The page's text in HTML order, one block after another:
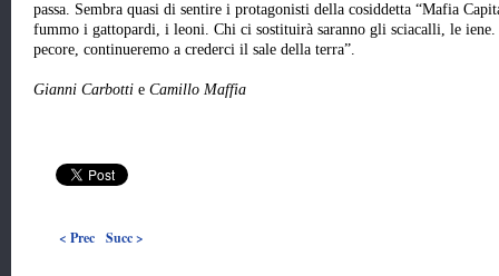
passa. Sembra quasi di sentire i protagonisti della cosiddetta “Mafia
fummo i gattopardi, i leoni. Chi ci sostituirà saranno gli sciacalli, le
pecore, continueremo a crederci il sale della terra”.
Gianni Carbotti e Camillo Maffia
< Prec Succ >